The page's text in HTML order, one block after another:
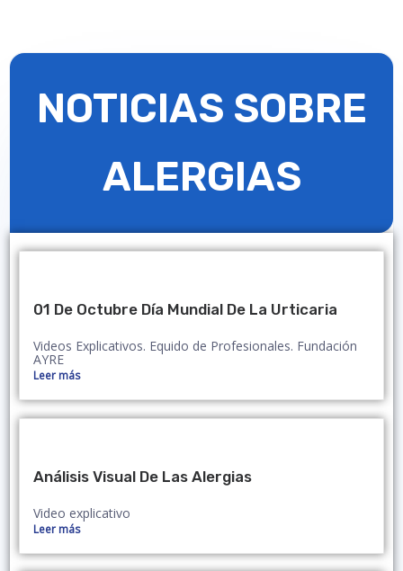
NOTICIAS SOBRE
ALERGIAS
01 De Octubre Día Mundial De La Urticaria
Videos Explicativos. Equido de Profesionales. Fundación
AYRE
Leer más
Análisis Visual De Las Alergias
Video explicativo
Leer más